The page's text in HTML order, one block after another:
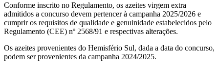
Conforme inscrito no Regulamento, os azeites virgem extra
admitidos a concurso devem pertencer à campanha 2025/2026 e
cumprir os requisitos de qualidade e genuinidade estabelecidos pelo
Regulamento (CEE) nº 2568/91 e respectivas alterações.
Os azeites provenientes do Hemisfério Sul, dada a data do concurso,
podem ser provenientes da campanha 2024/2025.